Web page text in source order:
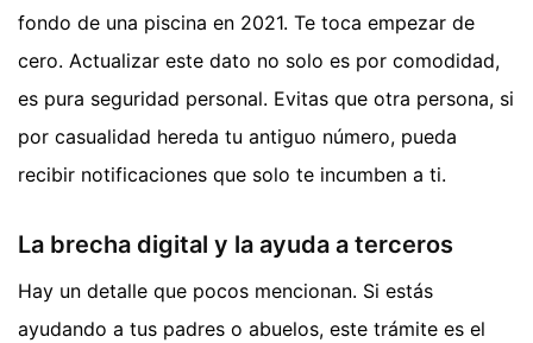
fondo de una piscina en 2021. Te toca empezar de
cero. Actualizar este dato no solo es por comodidad,
es pura seguridad personal. Evitas que otra persona, si
por casualidad hereda tu antiguo número, pueda
recibir notificaciones que solo te incumben a ti.
La brecha digital y la ayuda a terceros
Hay un detalle que pocos mencionan. Si estás
ayudando a tus padres o abuelos, este trámite es el